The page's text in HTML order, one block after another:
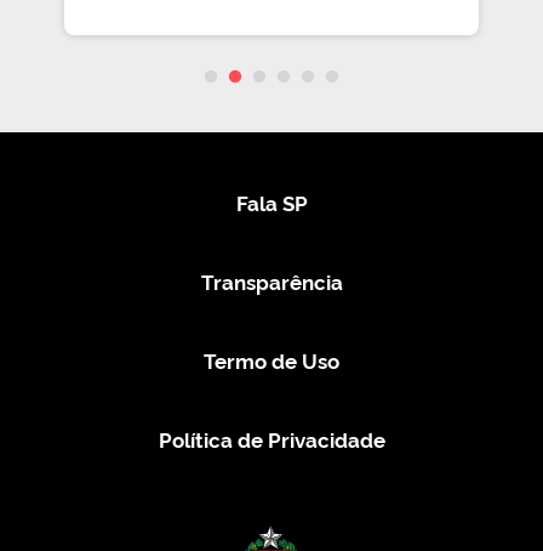
Fala SP
Transparência
Termo de Uso
Política de Privacidade